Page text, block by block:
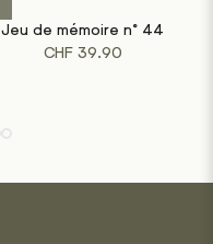
a
plusieurs
être
Jeu de mémoire n° 44
CHF39.90